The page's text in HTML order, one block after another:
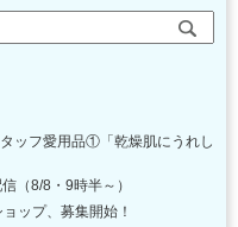
ッフ愛用品①「乾燥肌にうれし
（8/8・9時半～）
ップ、募集開始！